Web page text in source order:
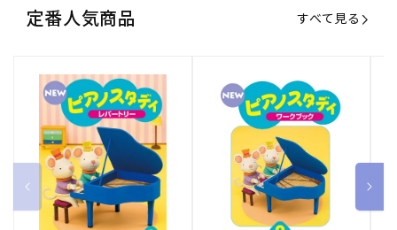
定番人気商品 すべて見る